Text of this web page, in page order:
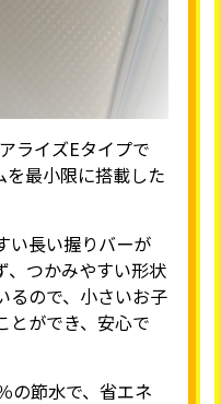
ライズEタイプで
を最小限に搭載した
い長い握りバーが
、つかみやすい形状
るので、小さいお子
とができ、安心で
の節水で、省エネ